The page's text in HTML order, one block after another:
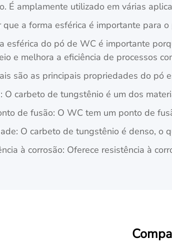
É amplamente utilizado em várias
que a forma esférica é importante para
esférica do pó de WC é importante
e melhora a eficiência de processos
são as principais propriedades do pó
O carbeto de tungstênio é um dos
de fusão: O WC tem um ponto de
O carbeto de tungstênio é denso, o
à corrosão: Oferece resistência à